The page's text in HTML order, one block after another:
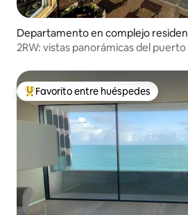
Departamento en complejo
ole
2RW: vistas panorámicas del
Favorito entre los huéspedes más
Favorito entre huéspedes